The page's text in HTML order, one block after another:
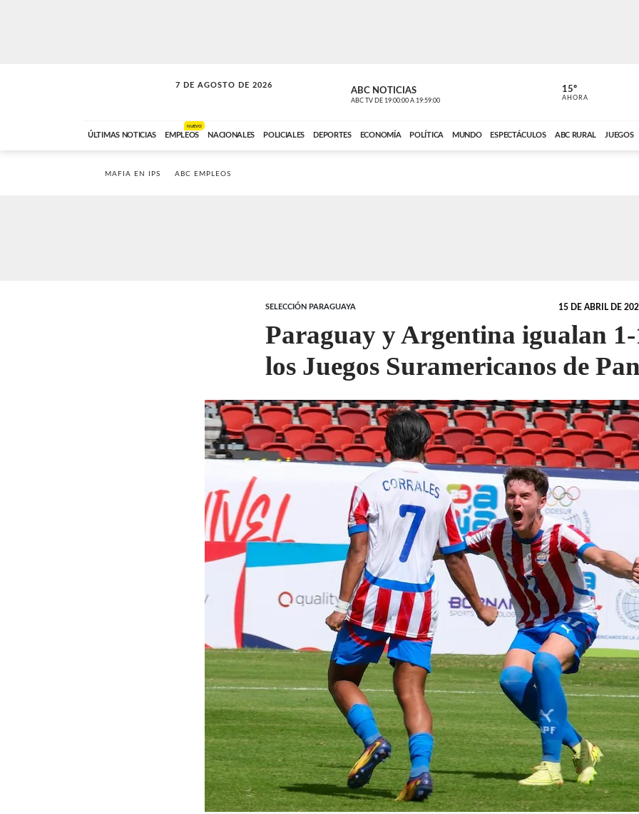
7 DE AGOSTO DE 2026
SOLO MÚSICA ABC NOTICIAS
ABC TV DE 19:00:00 A 19:59:00 ABC CARDINAL
15º
AHORA
ÚLTIMAS NOTICIAS EMPLEOS
NUEVO
NACIONALES POLICIALES DEPORTES ECONOMÍA POLÍTICA MUNDO ESPECTÁCULOS ABC RURAL JUEGOS
MAFIA EN IPS ABC EMPLEOS
SELECCIÓN PARAGUAYA 15 DE ABRIL DE
Paraguay y Argentina igualan 1-
los Juegos Suramericanos de